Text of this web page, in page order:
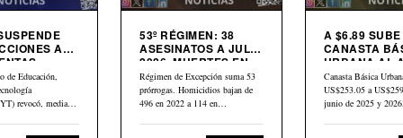
A
de Educación,
revocó, mediante
53º RÉGIMEN: 38
ASESINATOS A JULIO
2026. MUERTES EN
CÁRCEL: “554”
Régimen de Excepción suma 53
prórrogas. Homicidios bajan de
496 en 2022 a 114 en…
A $6.89 SUBE
CANASTA
URBANA AL
PETRÓLEO
CAE $43
ABRIL
Canasta Básica
US$253.05 a
junio de 2025 y